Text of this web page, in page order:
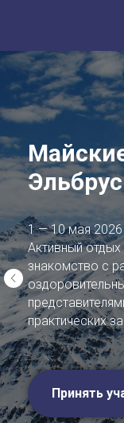
Эльбрус
1 — 10 мая 2026
Активный
знакомство с
практических
Принять